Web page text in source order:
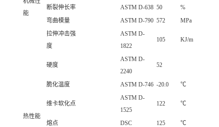
能
断裂伸长率
ASTM D-638 50
%
弯曲模量
ASTM D-790 572
MPa
拉伸冲击强
度
ASTM D-
1822
105 KJ/m
硬度
ASTM D-
2240
52
热性能
脆化温度 ASTM D-746 -20.0 ℃
维卡软化点
ASTM D-
1525
122 ℃
熔点 DSC 125 ℃